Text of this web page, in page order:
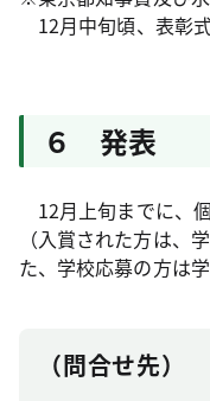
12月中旬頃、表彰
６ 発表
12月上旬までに、
（入賞された方は、
た、学校応募の方は
（問合せ先）